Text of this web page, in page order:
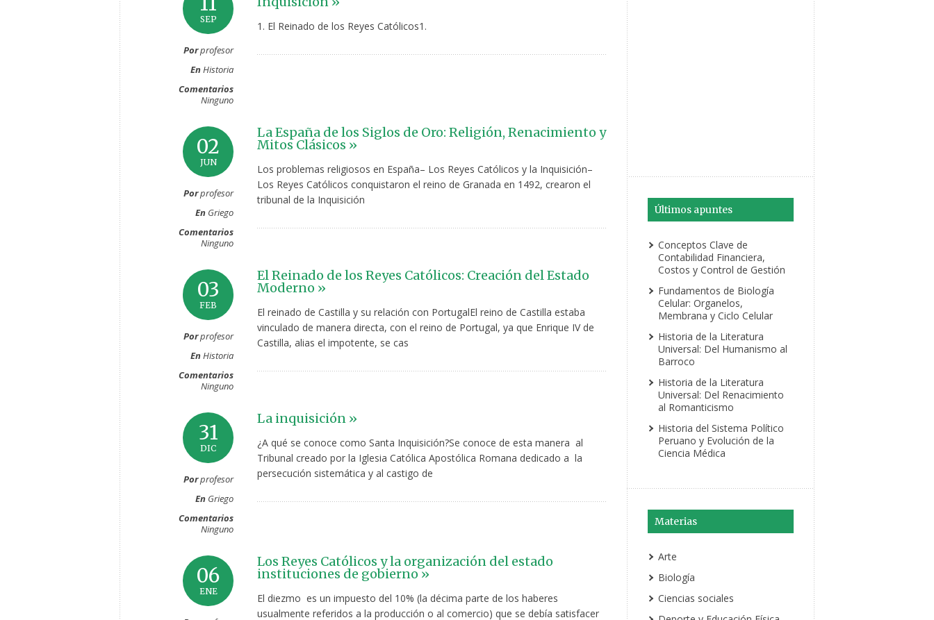
SEP
Porprofesor
EnHistoria
Comentarios
Ninguno
1. El Reinado de los Reyes Católicos1.
02
JUN
Porprofesor
En Griego
Comentarios
Ninguno
La España de los Siglos de Oro: Religión, Renacimiento y
Mitos Clásicos »
Los problemas religiosos en España– Los Reyes Católicos y la Inquisición–
Los Reyes Católicos conquistaron el reino de Granada en 1492, crearon el
tribunal de la Inquisición
03
FEB
Porprofesor
EnHistoria
Comentarios
Ninguno
El Reinado de los Reyes Católicos: Creación del Estado
Moderno »
El reinado de Castilla y su relación con PortugalEl reino de Castilla estaba
vinculado de manera directa, con el reino de Portugal, ya que Enrique IV de
Castilla, alias el impotente, se cas
31
DIC
Porprofesor
En Griego
Comentarios
Ninguno
La inquisición »
¿A qué se conoce como Santa Inquisición?Se conoce de esta manera al
Tribunal creado por la Iglesia Católica Apostólica Romana dedicado a la
persecución sistemática y al castigo de
06
ENE
Los Reyes Católicos y la organización del estado
instituciones de gobierno »
El diezmo es un impuesto del 10% (la décima parte de los haberes
usualmente referidos a la producción o al comercio) que se debía satisfacer
Últimos apuntes
Conceptos Clave de
Contabilidad Financiera,
Costos y Control de Gestión
Fundamentos de Biología
Celular: Organelos,
Membrana y Ciclo Celular
Historia de la Literatura
Universal: Del Humanismo al
Barroco
Historia de la Literatura
Universal: Del Renacimiento
al Romanticismo
Historia del Sistema Político
Peruano y Evolución de la
Ciencia Médica
Materias
Arte
Biología
Ciencias sociales